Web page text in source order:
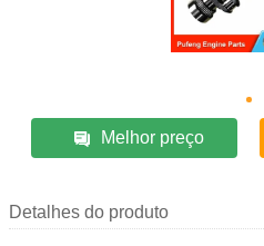
Melhor preço
Detalhes do produto